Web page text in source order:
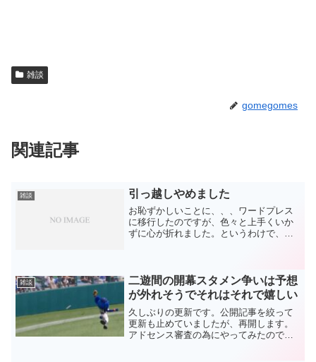
雑談
gomegomes
関連記事
雑談 引っ越しやめました
お恥ずかしいことに、、、ワードプレス
に移行したのですが、色々と上手くいか
ずに心が折れました。というわけで、ラ
訳ございません。改めて...
雑談
二遊間の開幕スタメン争いは予想
が外れそうでそれはそれで嬉しい
久しぶりの更新です。公開記事を絞って
更新も止めていましたが、再開します。
アドセンス審査の為にやってみたのです